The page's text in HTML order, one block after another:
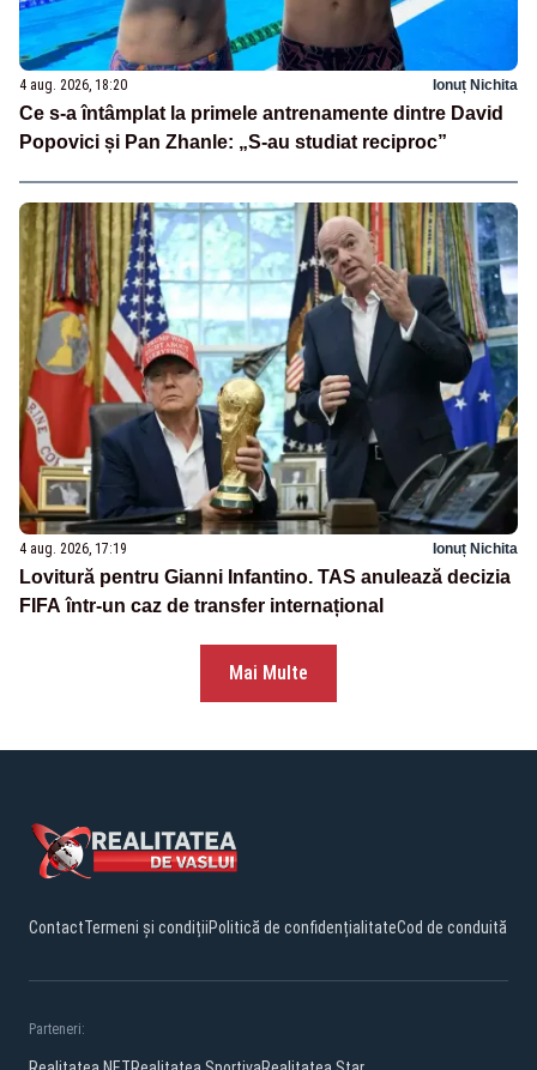
4 aug. 2026, 18:20 Ionuț Nichita
Ce s-a întâmplat la primele antrenamente dintre David
Popovici și Pan Zhanle: „S-au studiat reciproc”
4 aug. 2026, 17:19 Ionuț Nichita
Lovitură pentru Gianni Infantino. TAS anulează decizia
FIFA într-un caz de transfer internațional
Mai Multe
ContactTermeni și condițiiPolitică de confidențialitateCod de conduită
Parteneri: